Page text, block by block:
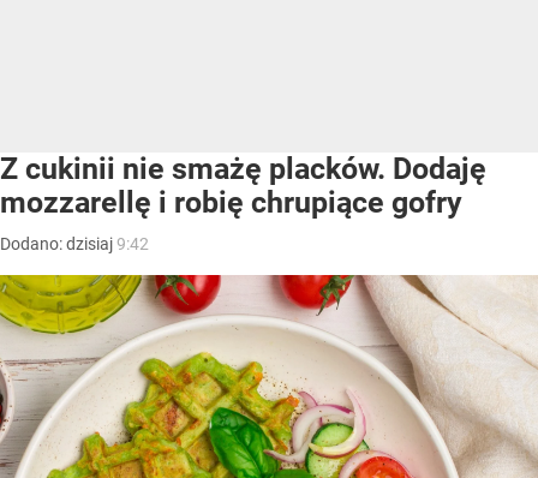
Z cukinii nie smażę placków. Dodaję
mozzarellę i robię chrupiące gofry
Dodano:dzisiaj9:42